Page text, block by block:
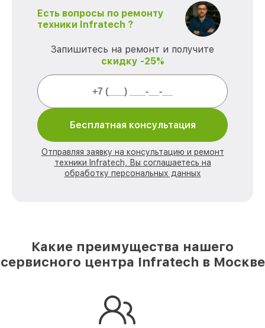
Есть вопросы по ремонту
техники Infratech ?
Запишитесь на ремонт и получите
скидку -25%
Бесплатная консультация
Отправляя заявку на консультацию и ремонт
техники Infratech, Вы соглашаетесь на
обработку персональных данных
Какие преимущества нашего
сервисного центра Infratech в Москве